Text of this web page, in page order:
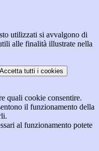
utilizzati si avvalgono di
alle finalità illustrate nella
Accetta tutti i cookies
quali cookie consentire.
il funzionamento della
al funzionamento potete